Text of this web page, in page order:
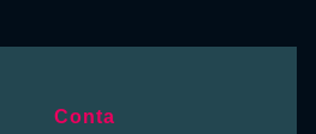
Conta